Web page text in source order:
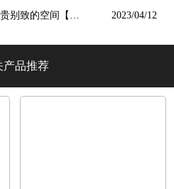
2023/04/12
产品推荐